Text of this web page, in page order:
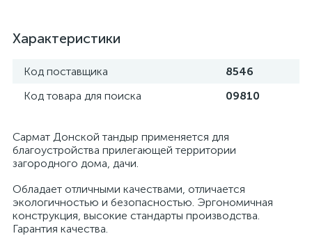
Характеристики
Код поставщика
8546
Код товара для поиска
09810
Сармат Донской тандыр применяется для
благоустройства прилегающей территории
загородного дома, дачи.
Обладает отличными качествами, отличается
экологичностью и безопасностью. Эргономичная
конструкция, высокие стандарты производства.
Гарантия качества.